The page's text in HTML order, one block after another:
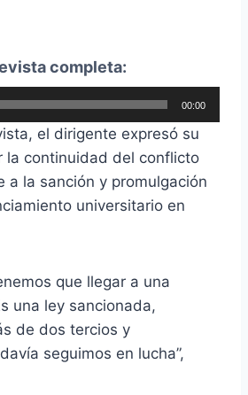
completa:
00:00
el dirigente expresó su
la continuidad del conflicto
a la sanción y promulgación
universitario en
que llegar a una
una ley sancionada,
de dos tercios y
seguimos en lucha”,